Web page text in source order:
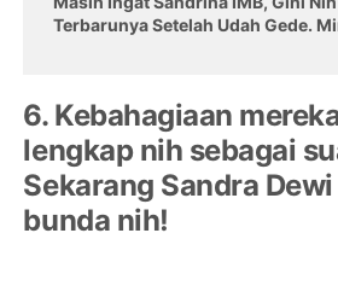
Terbarunya Setelah Udah Gede.
6. Kebahagiaan
lengkap nih sebagai
Sekarang Sandra
bunda nih!